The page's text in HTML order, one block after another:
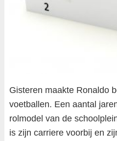
Gisteren maakte Ronaldo
voetballen. Een aantal
rolmodel van de
is zijn carriere voorbij en